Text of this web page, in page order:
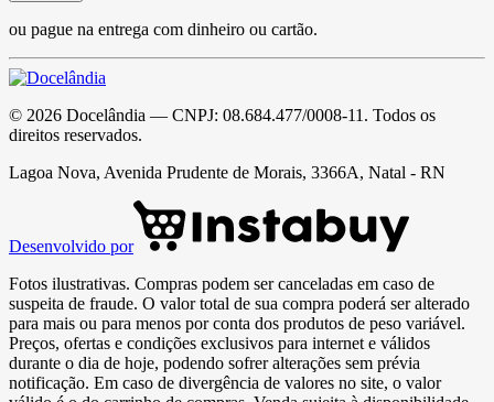
ou pague na entrega com dinheiro ou cartão.
© 2026 Docelândia — CNPJ: 08.684.477/0008-11 . Todos os
direitos reservados.
Lagoa Nova, Avenida Prudente de Morais, 3366A, Natal - RN
Desenvolvido por
Fotos ilustrativas. Compras podem ser canceladas em caso de
suspeita de fraude. O valor total de sua compra poderá ser alterado
para mais ou para menos por conta dos produtos de peso variável.
Preços, ofertas e condições exclusivos para internet e válidos
durante o dia de hoje, podendo sofrer alterações sem prévia
notificação. Em caso de divergência de valores no site, o valor